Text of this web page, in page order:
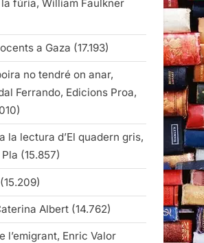
fúria, William Faulkner
a Gaza (17.193)
no tendré on anar,
Ferrando, Edicions Proa,
la lectura d’El quadern gris,
(15.857)
(15.209)
Albert (14.762)
l’emigrant, Enric Valor